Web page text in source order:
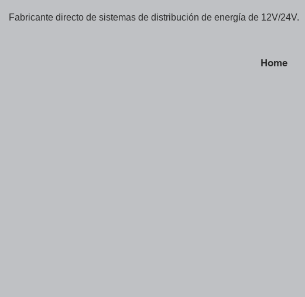
Fabricante directo de sistemas de distribución de energía de 12V/24V.
Home